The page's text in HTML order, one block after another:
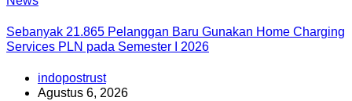
Sebanyak 21.865 Pelanggan Baru Gunakan Home Charging
Services PLN pada Semester I 2026
indopostrust
Agustus 6, 2026